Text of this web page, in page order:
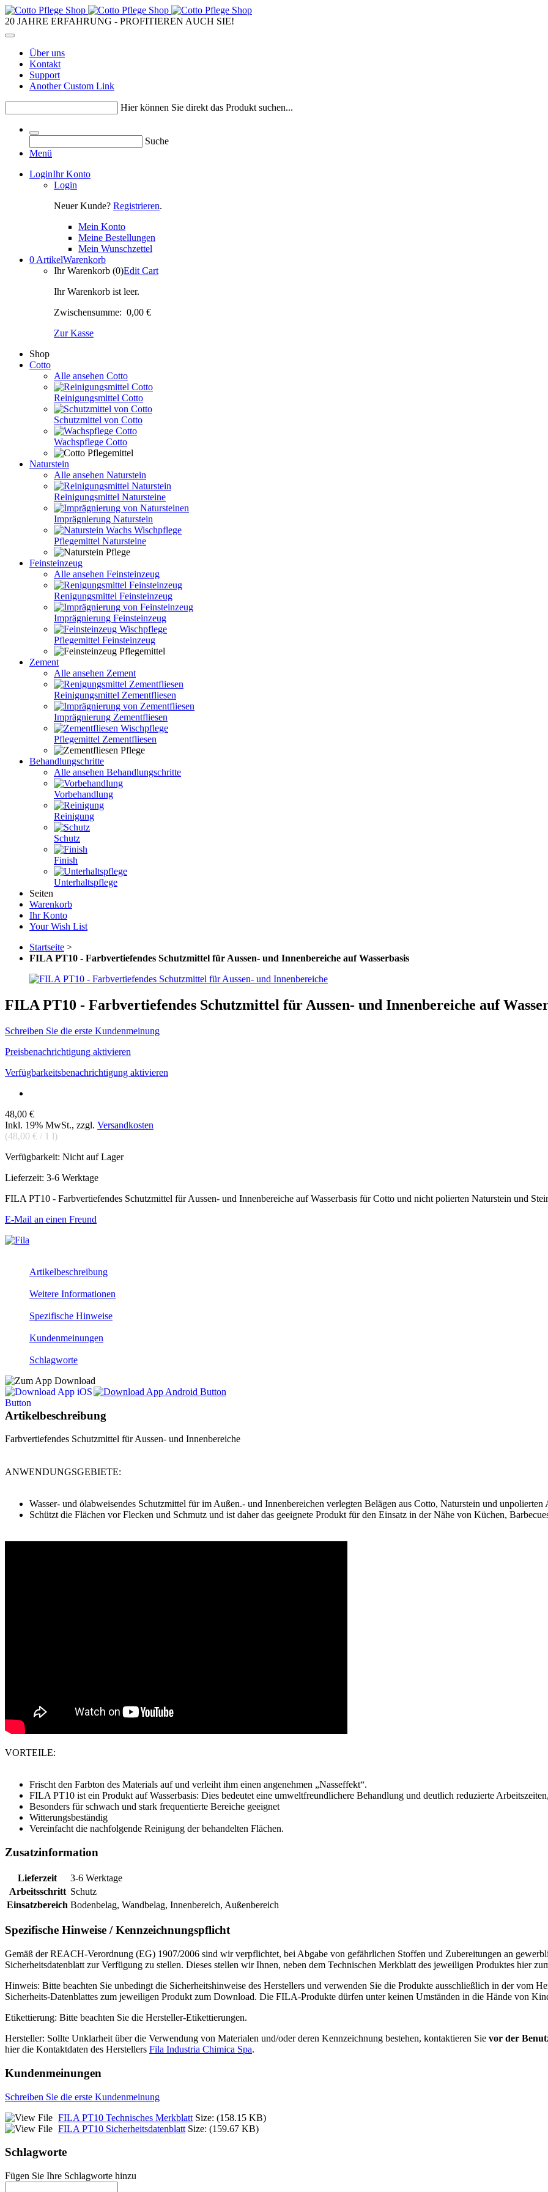
20 JAHRE ERFAHRUNG - PROFITIEREN AUCH SIE!
Über uns
Kontakt
Support
Another Custom Link
Hier können Sie direkt das Produkt suchen...
Suche
Menü
LoginIhr Konto
Login
Neuer Kunde? Registrieren.
Mein Konto
Meine Bestellungen
Mein Wunschzettel
0 ArtikelWarenkorb
Ihr Warenkorb (0)Edit Cart
Ihr Warenkorb ist leer.
Zwischensumme: 0,00 €
Zur Kasse
Shop
Cotto
Alle ansehen Cotto
Reinigungsmittel Cotto
Schutzmittel von Cotto
Wachspflege Cotto
Naturstein
Alle ansehen Naturstein
Reinigungsmittel Natursteine
Imprägnierung Naturstein
Pflegemittel Natursteine
Feinsteinzeug
Alle ansehen Feinsteinzeug
Renigungsmittel Feinsteinzeug
Imprägnierung Feinsteinzeug
Pflegemittel Feinsteinzeug
Zement
Alle ansehen Zement
Reinigungsmittel Zementfliesen
Imprägnierung Zementfliesen
Pflegemittel Zementfliesen
Behandlungschritte
Alle ansehen Behandlungschritte
Vorbehandlung
Reinigung
Schutz
Finish
Unterhaltspflege
Seiten
Warenkorb
Ihr Konto
Your Wish List
Startseite >
FILA PT10 - Farbvertiefendes Schutzmittel für Aussen- und Innenbereiche auf Wasserbasis
FILA PT10 - Farbvertiefendes Schutzmittel für Aussen- und Innenbereiche auf
Schreiben Sie die erste Kundenmeinung
Preisbenachrichtigung aktivieren
Verfügbarkeitsbenachrichtigung aktivieren
48,00 €
Inkl. 19% MwSt., zzgl. Versandkosten
(48,00 € / 1 l)
Verfügbarkeit: Nicht auf Lager
Lieferzeit: 3-6 Werktage
FILA PT10 - Farbvertiefendes Schutzmittel für Aussen- und Innenbereiche auf Wasserbasis für Cotto und nicht polierten Naturstein und
E-Mail an einen Freund
Artikelbeschreibung
Weitere Informationen
Spezifische Hinweise
Kundenmeinungen
Schlagworte
Artikelbeschreibung
Farbvertiefendes Schutzmittel für Aussen- und Innenbereiche
ANWENDUNGSGEBIETE:
Wasser- und ölabweisendes Schutzmittel für im Außen.- und Innenbereichen verlegten Belägen aus Cotto, Naturstein und unpolierten
Schützt die Flächen vor Flecken und Schmutz und ist daher das geeignete Produkt für den Einsatz in der Nähe von Küchen,
VORTEILE:
Frischt den Farbton des Materials auf und verleiht ihm einen angenehmen „Nasseffekt“.
FILA PT10 ist ein Produkt auf Wasserbasis: Dies bedeutet eine umweltfreundlichere Behandlung und deutlich reduzierte
Besonders für schwach und stark frequentierte Bereiche geeignet
Witterungsbeständig
Vereinfacht die nachfolgende Reinigung der behandelten Flächen.
Zusatzinformation
Lieferzeit
3-6 Werktage
Arbeitsschritt Schutz
Einsatzbereich Bodenbelag, Wandbelag, Innenbereich, Außenbereich
Spezifische Hinweise / Kennzeichnungspflicht
Gemäß der REACH-Verordnung (EG) 1907/2006 sind wir verpflichtet, bei Abgabe von gefährlichen Stoffen und Zubereitungen an
Sicherheitsdatenblatt zur Verfügung zu stellen. Dieses stellen wir Ihnen, neben dem Technischen Merkblatt des jeweiligen Produktes hier
Hinweis: Bitte beachten Sie unbedingt die Sicherheitshinweise des Herstellers und verwenden Sie die Produkte ausschließlich in der vom
Sicherheits-Datenblattes zum jeweiligen Produkt zum Download. Die FILA-Produkte dürfen unter keinen Umständen in die Hände von
Etikettierung: Bitte beachten Sie die Hersteller-Etikettierungen.
Hersteller: Sollte Unklarheit über die Verwendung von Materialen und/oder deren Kennzeichnung bestehen, kontaktieren Sie vor der
hier die Kontaktdaten des Herstellers Fila Industria Chimica Spa.
Kundenmeinungen
Schreiben Sie die erste Kundenmeinung
FILA PT10 Technisches Merkblatt Size: (158.15 KB)
FILA PT10 Sicherheitsdatenblatt Size: (159.67 KB)
Schlagworte
Fügen Sie Ihre Schlagworte hinzu